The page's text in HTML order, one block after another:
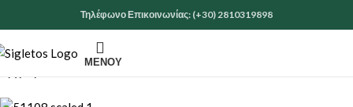
Τηλέφωνο Επικοινωνίας: (+30) 2810319898
ΜΕΝΟΎ